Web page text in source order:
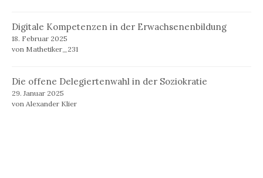
Digitale Kompetenzen in der Erwachsenenbildung
18. Februar 2025
von Mathetiker_231
Die offene Delegiertenwahl in der Soziokratie
29. Januar 2025
von Alexander Klier